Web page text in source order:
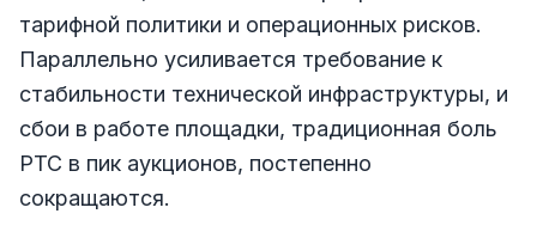
тарифной политики и операционных рисков.
Параллельно усиливается требование к
стабильности технической инфраструктуры, и
сбои в работе площадки, традиционная боль
РТС в пик аукционов, постепенно
сокращаются.